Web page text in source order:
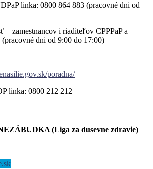
linka: 0800 864 883 (pracovné dni od
– zamestnancov i riaditeľov CPPPaP a
dni od 9:00 do 17:00)
poradna/
linka: 0800 212 212
(Liga za dusevne zdravie)